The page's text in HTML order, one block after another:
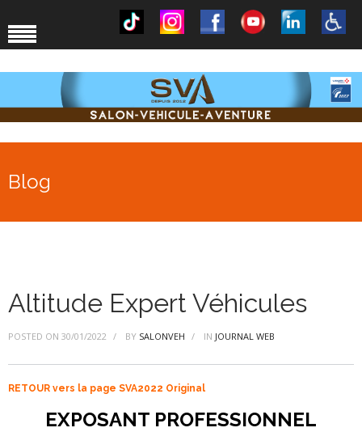
Blog
Altitude Expert Véhicules
POSTED ON 30/01/2022 BY SALONVEH IN JOURNAL WEB
RETOUR vers la page SVA2022 Original
EXPOSANT PROFESSIONNEL